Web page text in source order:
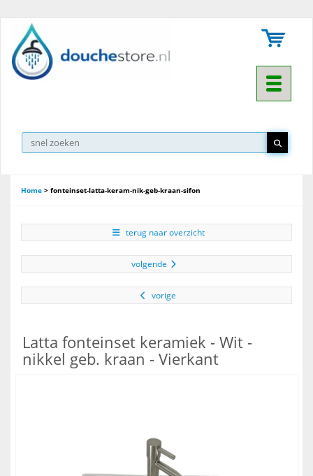
Toggle
Home > fonteinset-latta-keram-nik-geb-kraan-sifon
terug naar overzicht
volgende
vorige
Latta fonteinset keramiek - Wit -
nikkel geb. kraan - Vierkant